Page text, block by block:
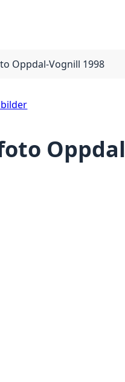
Oppdal-Vognill 1998